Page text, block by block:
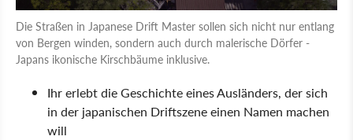
Die Straßen in Japanese Drift Master sollen sich nicht nur entlang
von Bergen winden, sondern auch durch malerische Dörfer -
Japans ikonische Kirschbäume inklusive.
Ihr erlebt die Geschichte eines Ausländers, der sich
in der japanischen Driftszene einen Namen machen
will